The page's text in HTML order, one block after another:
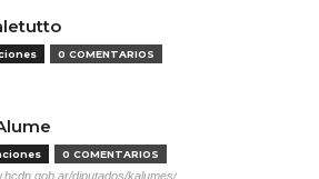
0 COMENTARIOS
0 COMENTARIOS
diputados/kalumes/